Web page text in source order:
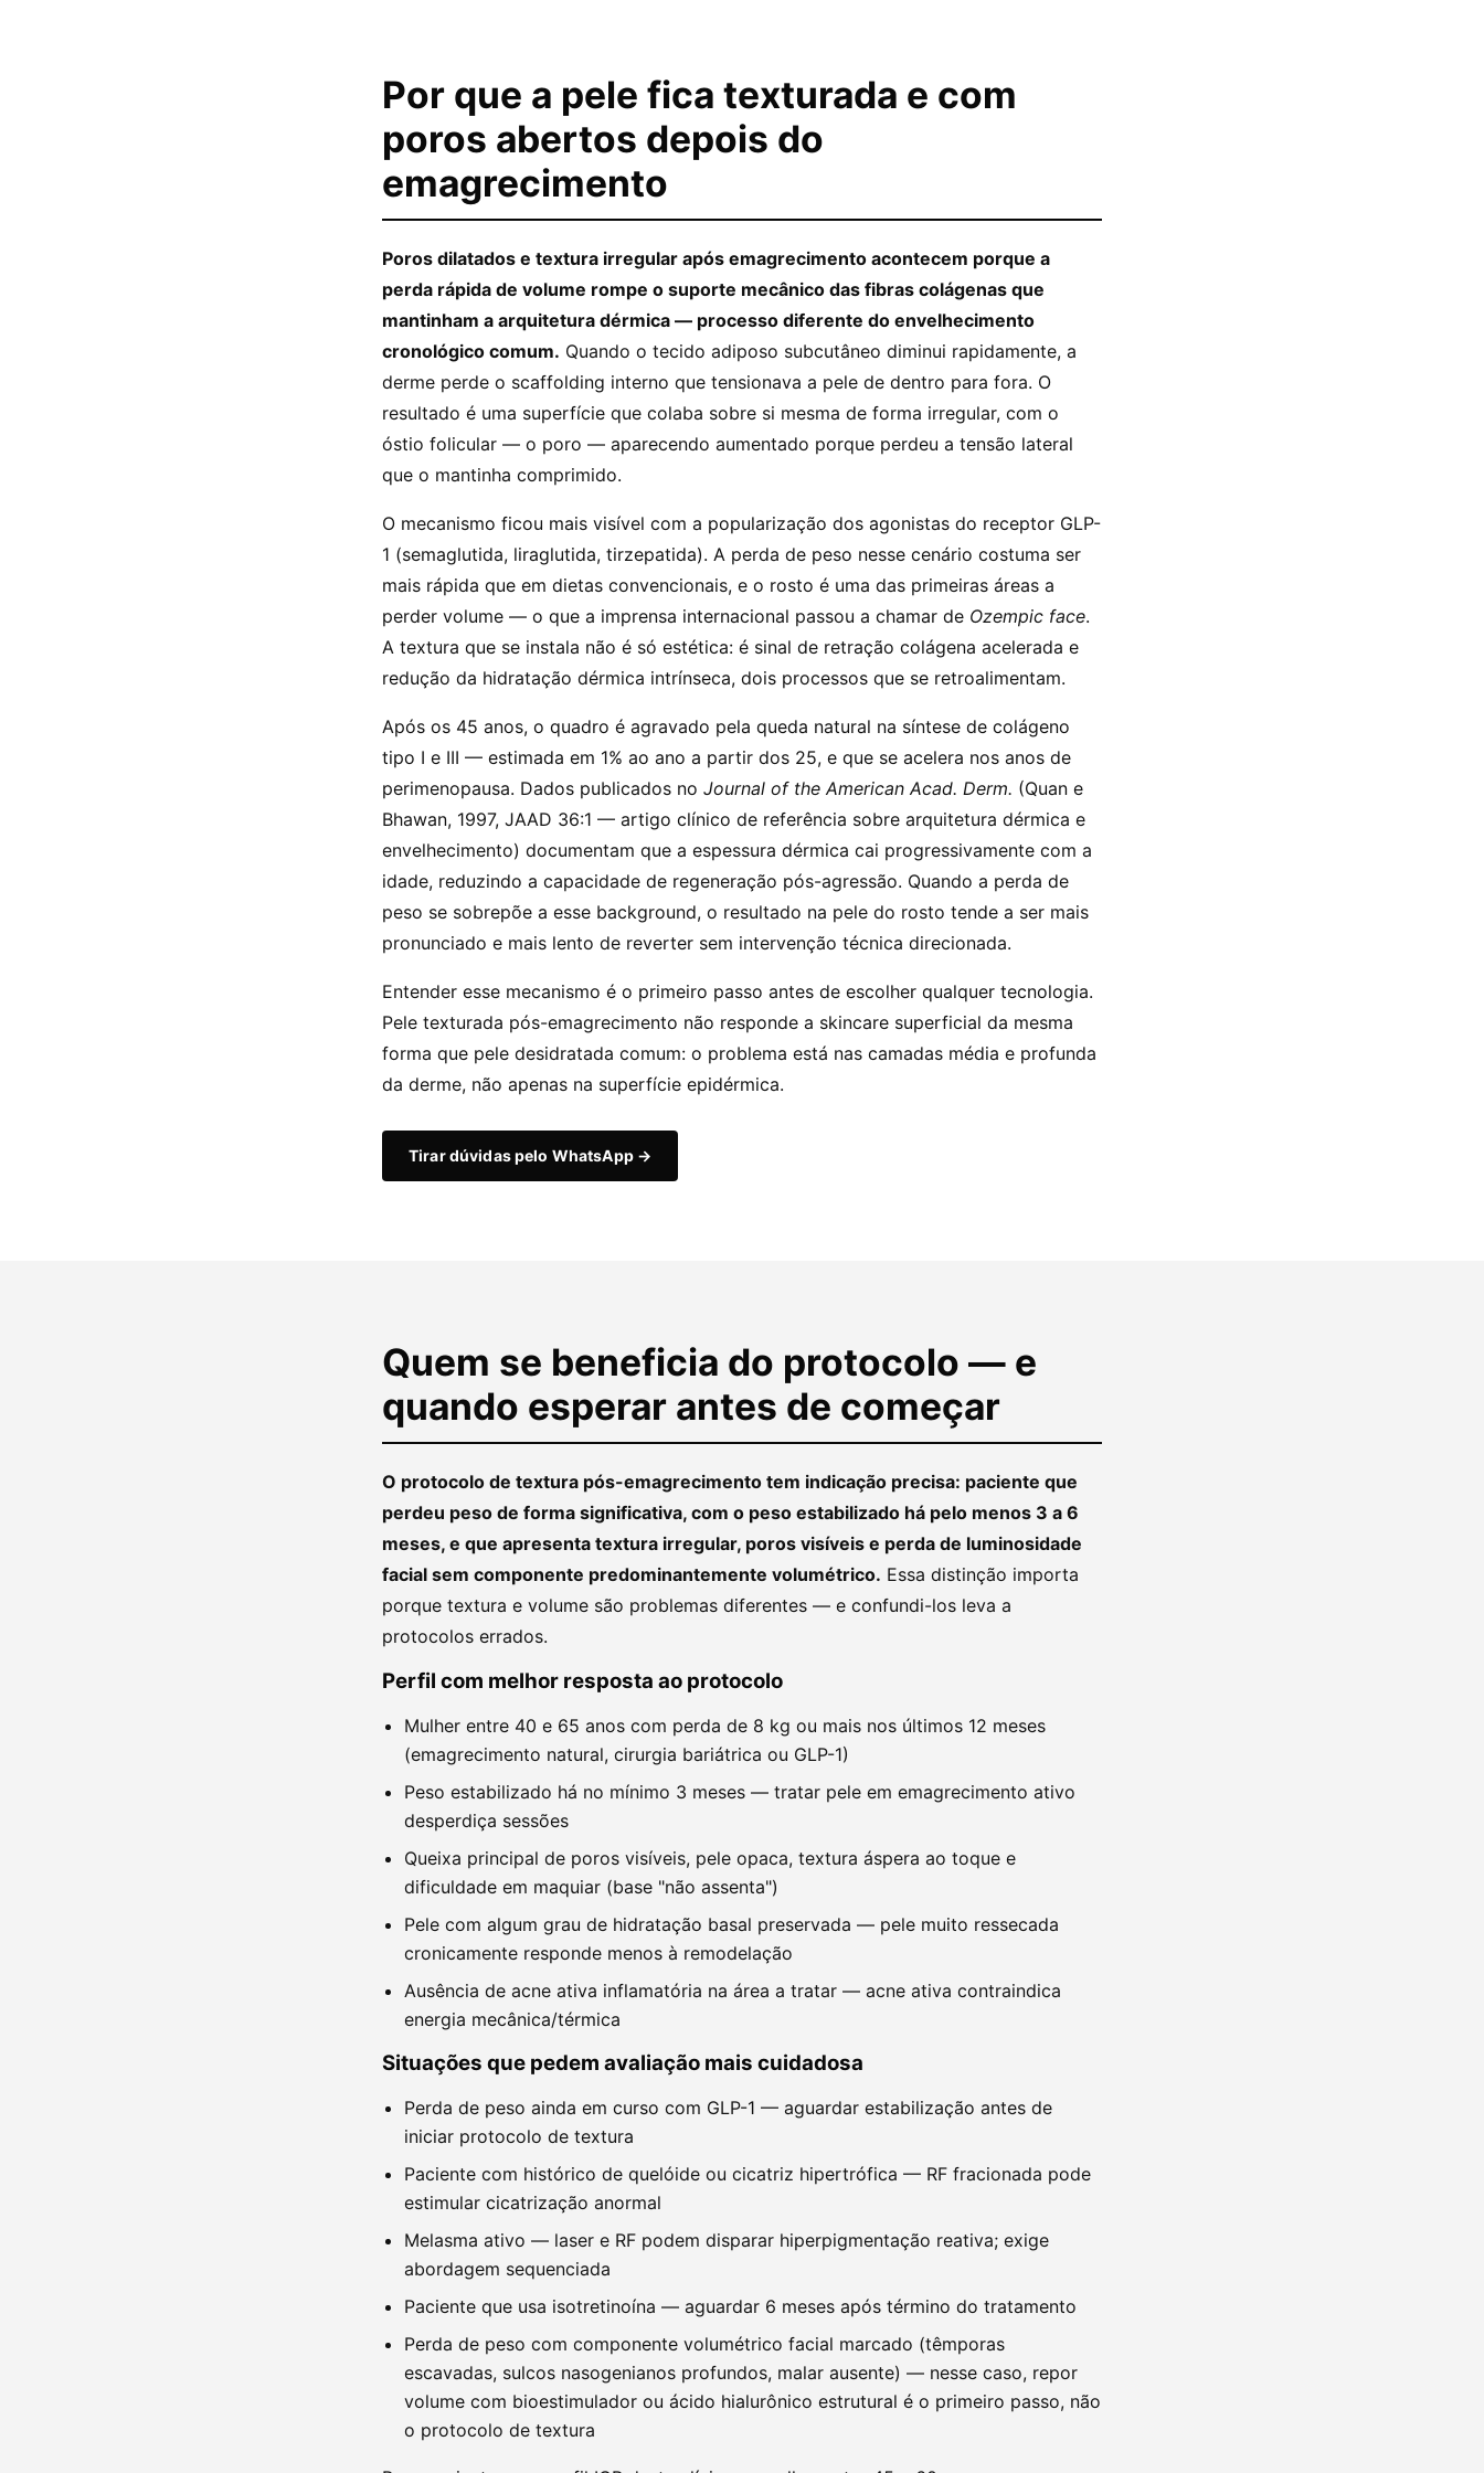
Por que a pele fica texturada e com
poros abertos depois do
emagrecimento
Poros dilatados e textura irregular após emagrecimento acontecem porque a
perda rápida de volume rompe o suporte mecânico das fibras colágenas que
mantinham a arquitetura dérmica — processo diferente do envelhecimento
cronológico comum. Quando o tecido adiposo subcutâneo diminui rapidamente, a
derme perde o scaffolding interno que tensionava a pele de dentro para fora. O
resultado é uma superfície que colaba sobre si mesma de forma irregular, com o
óstio folicular — o poro — aparecendo aumentado porque perdeu a tensão lateral
que o mantinha comprimido.
O mecanismo ficou mais visível com a popularização dos agonistas do receptor GLP-
1 (semaglutida, liraglutida, tirzepatida). A perda de peso nesse cenário costuma ser
mais rápida que em dietas convencionais, e o rosto é uma das primeiras áreas a
perder volume — o que a imprensa internacional passou a chamar de Ozempic face.
A textura que se instala não é só estética: é sinal de retração colágena acelerada e
redução da hidratação dérmica intrínseca, dois processos que se retroalimentam.
Após os 45 anos, o quadro é agravado pela queda natural na síntese de colágeno
tipo I e III — estimada em 1% ao ano a partir dos 25, e que se acelera nos anos de
perimenopausa. Dados publicados no Journal of the American Acad. Derm. (Quan e
Bhawan, 1997, JAAD 36:1 — artigo clínico de referência sobre arquitetura dérmica e
envelhecimento) documentam que a espessura dérmica cai progressivamente com a
idade, reduzindo a capacidade de regeneração pós-agressão. Quando a perda de
peso se sobrepõe a esse background, o resultado na pele do rosto tende a ser mais
pronunciado e mais lento de reverter sem intervenção técnica direcionada.
Entender esse mecanismo é o primeiro passo antes de escolher qualquer tecnologia.
Pele texturada pós-emagrecimento não responde a skincare superficial da mesma
forma que pele desidratada comum: o problema está nas camadas média e profunda
da derme, não apenas na superfície epidérmica.
Tirar dúvidas pelo WhatsApp →
Quem se beneficia do protocolo — e
quando esperar antes de começar
O protocolo de textura pós-emagrecimento tem indicação precisa: paciente que
perdeu peso de forma significativa, com o peso estabilizado há pelo menos 3 a 6
meses, e que apresenta textura irregular, poros visíveis e perda de luminosidade
facial sem componente predominantemente volumétrico. Essa distinção importa
porque textura e volume são problemas diferentes — e confundi-los leva a
protocolos errados.
Perfil com melhor resposta ao protocolo
Mulher entre 40 e 65 anos com perda de 8 kg ou mais nos últimos 12 meses
(emagrecimento natural, cirurgia bariátrica ou GLP-1)
Peso estabilizado há no mínimo 3 meses — tratar pele em emagrecimento ativo
desperdiça sessões
Queixa principal de poros visíveis, pele opaca, textura áspera ao toque e
dificuldade em maquiar (base "não assenta")
Pele com algum grau de hidratação basal preservada — pele muito ressecada
cronicamente responde menos à remodelação
Ausência de acne ativa inflamatória na área a tratar — acne ativa contraindica
energia mecânica/térmica
Situações que pedem avaliação mais cuidadosa
Perda de peso ainda em curso com GLP-1 — aguardar estabilização antes de
iniciar protocolo de textura
Paciente com histórico de quelóide ou cicatriz hipertrófica — RF fracionada pode
estimular cicatrização anormal
Melasma ativo — laser e RF podem disparar hiperpigmentação reativa; exige
abordagem sequenciada
Paciente que usa isotretinoína — aguardar 6 meses após término do tratamento
Perda de peso com componente volumétrico facial marcado (têmporas
escavadas, sulcos nasogenianos profundos, malar ausente) — nesse caso, repor
volume com bioestimulador ou ácido hialurônico estrutural é o primeiro passo, não
o protocolo de textura